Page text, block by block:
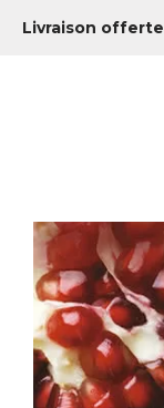
Livraison offerte